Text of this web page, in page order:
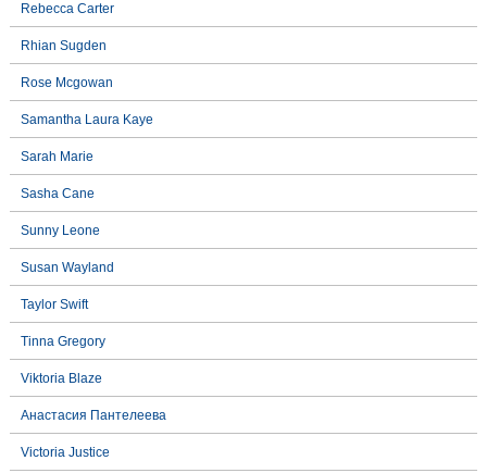
Rebecca Carter
Rhian Sugden
Rose Mcgowan
Samantha Laura Kaye
Sarah Marie
Sasha Cane
Sunny Leone
Susan Wayland
Taylor Swift
Tinna Gregory
Viktoria Blaze
Анастасия Пантелеева
Victoria Justice